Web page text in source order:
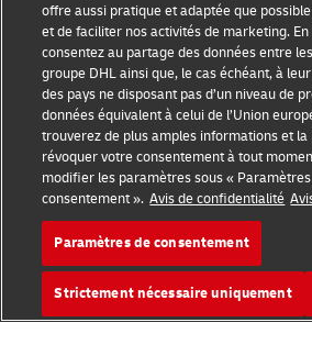
Confidentialité
Accessibilité
Informations complémentaires
Paramètres des cookies
Suivez-nous
offre aussi pratique et adaptée que
et de faciliter nos activités de marketing.
consentez au partage des données entre
groupe DHL ainsi que, le cas échéant, à
des pays ne disposant pas d’un niveau de
données équivalent à celui de l’Union
trouverez de plus amples informations et la
révoquer votre consentement à tout
modifier les paramètres sous «
consentement ». Avis de confidentialité
Paramètres de consentement
Strictement nécessaire uniquement